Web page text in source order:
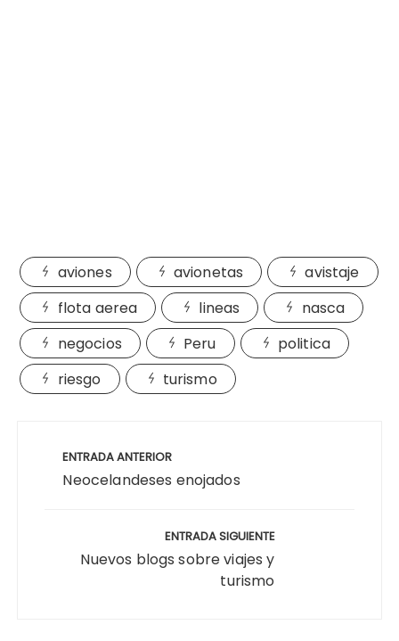
aviones avionetas
avistaje
flota aerea
lineas
nasca
negocios
Peru
politica
riesgo
turismo
entradas
ENTRADA ANTERIOR
Neocelandeses enojados
ENTRADA SIGUIENTE
Nuevos blogs sobre viajes y
turismo